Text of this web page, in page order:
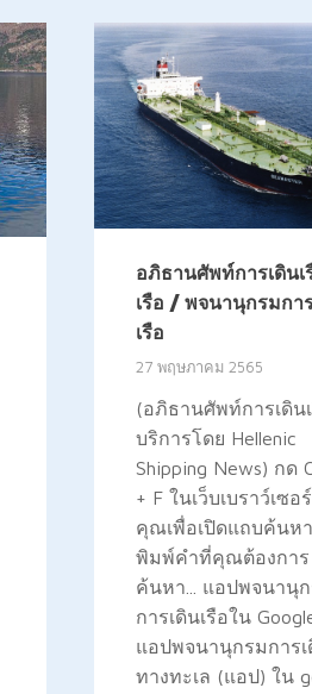
อภิธานศัพท์การเดินเ
เรือ / พจนานุกรมกา
เรือ
27 พฤษภาคม 2565
(อภิธานศัพท์การเดิน
บริการโดย Hellenic
Shipping News) กด
+ F ในเว็บเบราว์เซอ
คุณเพื่อเปิดแถบค้นห
พิมพ์คำที่คุณต้องการ
ค้นหา... แอปพจนานุ
การเดินเรือใน
แอปพจนานุกรมการเ
ทางทะเล (แอป) ใน